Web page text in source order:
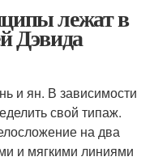
лежат в
Дэвида
и ян. В зависимости
свой типаж.
на два
и мягкими линиями